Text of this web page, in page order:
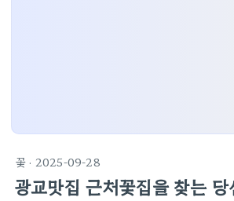
꽃 · 2025-09-28
광교맛집 근처꽃집을 찾는